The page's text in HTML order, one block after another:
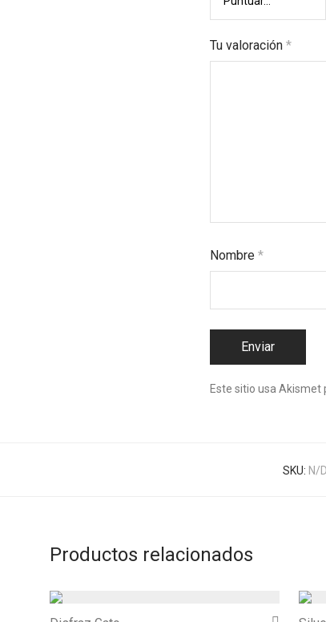
Tu valoración *
Nombre *
Este sitio usa Akismet
SKU: N/D
Productos relacionados